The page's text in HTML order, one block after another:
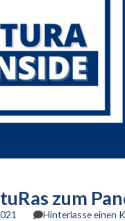
zum
Hinterlasse einen